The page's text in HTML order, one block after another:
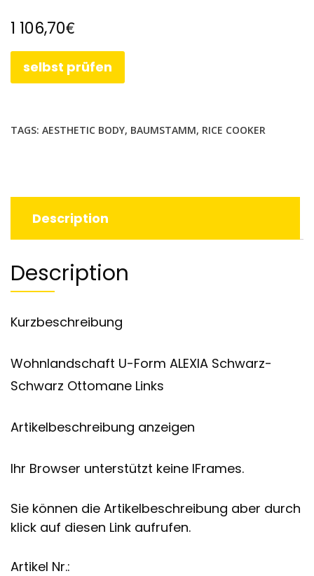
1 106,70€
selbst prüfen
TAGS: AESTHETIC BODY, BAUMSTAMM, RICE COOKER
Description
Description
Kurzbeschreibung
Wohnlandschaft U-Form ALEXIA Schwarz-
Schwarz Ottomane Links
Artikelbeschreibung anzeigen
Ihr Browser unterstützt keine IFrames.
Sie können die Artikelbeschreibung aber durch
klick auf diesen Link aufrufen.
Artikel Nr.: